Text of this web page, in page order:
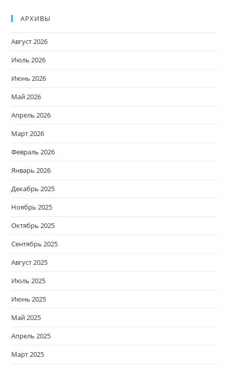
АРХИВЫ
Август 2026
Июль 2026
Июнь 2026
Май 2026
Апрель 2026
Март 2026
Февраль 2026
Январь 2026
Декабрь 2025
Ноябрь 2025
Октябрь 2025
Сентябрь 2025
Август 2025
Июль 2025
Июнь 2025
Май 2025
Апрель 2025
Март 2025